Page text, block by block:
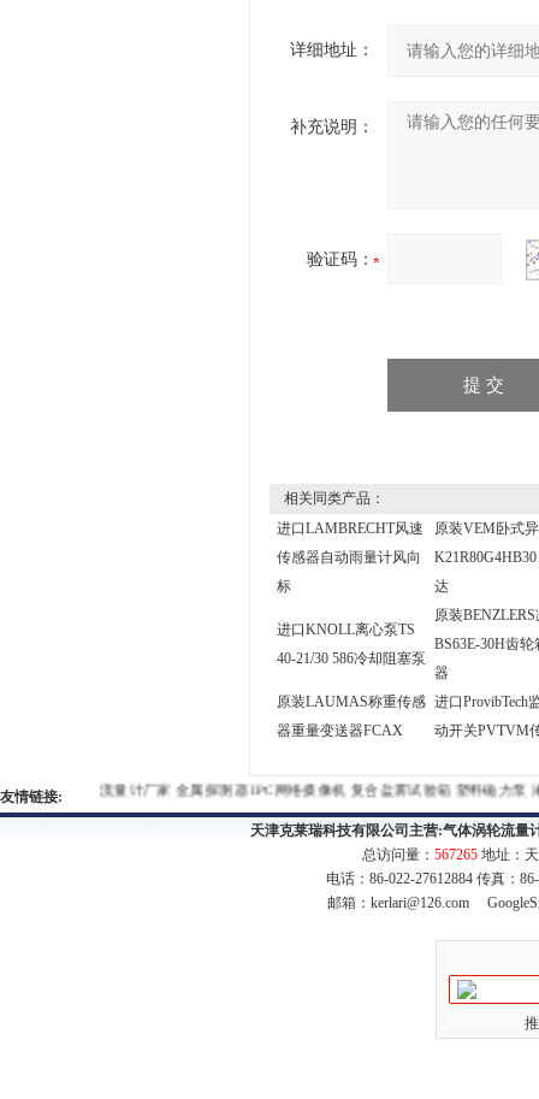
详细地址：
补充说明：
验证码：
相关同类产品：
进口LAMBRECHT风速
传感器自动雨量计风向
标
原装VEM卧式
达
进口KNOLL离心泵TS
40-21/30 586冷却阻塞泵
原装
BS63E-30H齿轮
器
原装LAUMAS称重传感
器重量变送器FCAX
进口ProvibTech
动开关PVTVM
友情链接: 流量计厂家金属探测器IPC网络摄像机复合盐雾试验箱塑料磁力
天津克莱瑞科技有限公司主营:气体涡轮流量
总访问量： 567265 地址：
电话：86-022-27612884 传真：
邮箱： kerlari@126.com